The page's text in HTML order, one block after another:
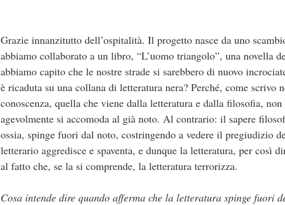
Grazie innanzitutto dell’ospitalità. Il progetto nasce da uno
abbiamo collaborato a un libro, “L’uomo triangolo”, una novella
abbiamo capito che le nostre strade si sarebbero di nuovo
è ricaduta su una collana di letteratura nera? Perché, come scrivo
conoscenza, quella che viene dalla letteratura e dalla filosofia,
agevolmente si accomoda al già noto. Al contrario: il sapere
ossia, spinge fuori dal noto, costringendo a vedere il pregiudizio
letterario aggredisce e spaventa, e dunque la letteratura, per così
al fatto che, se la si comprende, la letteratura terrorizza.
Cosa intende dire quando afferma che la letteratura spinge fuori